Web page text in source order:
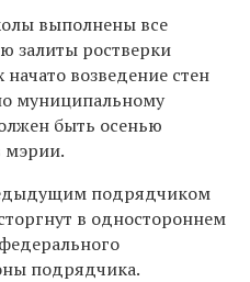
выполнены все
залиты ростверки
возведение стен
муниципальному
быть осенью
мэрии.
подрядчиком
в одностороннем
подрядчика.